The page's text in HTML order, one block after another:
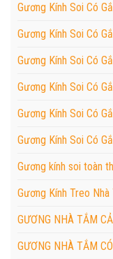
Gương Kính Soi Có
Gương Kính Soi Có
Gương Kính Soi Có
Gương Kính Soi Có
Gương Kính Soi Có
Gương Kính Soi Có
Gương kính soi toàn
Gương Kính Treo
GƯƠNG NHÀ TẮM
GƯƠNG NHÀ TẮM